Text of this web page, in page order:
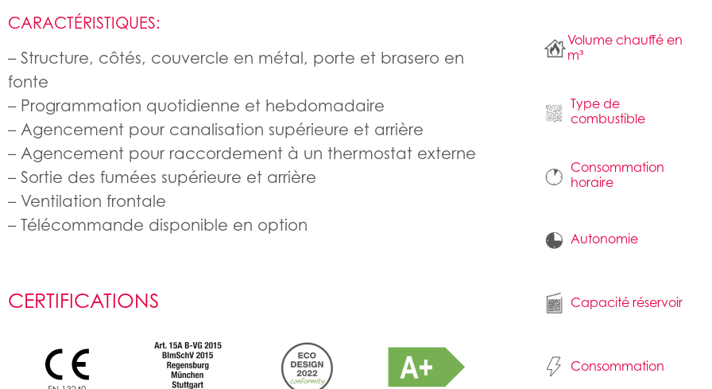
CARACTÉRISTIQUES:
– Structure, côtés, couvercle en métal, porte et brasero en
fonte
– Programmation quotidienne et hebdomadaire
– Agencement pour canalisation supérieure et arrière
– Agencement pour raccordement à un thermostat externe
– Sortie des fumées supérieure et arrière
– Ventilation frontale
– Télécommande disponible en option
CERTIFICATIONS
Volume chauffé en
m³
Type de
combustible
Consommation
horaire
Autonomie
Capacité réservoir
Consommation